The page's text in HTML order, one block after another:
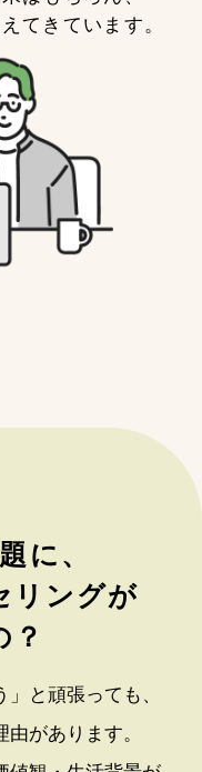
てきています。
に、
リングが
？
と頑張っても、
があります。